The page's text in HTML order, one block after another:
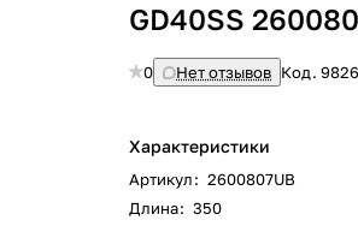
GD40SS
0 Нет отзывов Код.
Характеристики
Артикул: 2600807UB
Длина: 350
Добавляйте товарыв корзину